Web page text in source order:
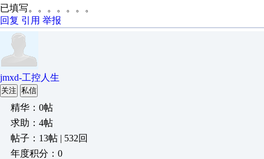
已填写。。。。。。。
回复 引用 举报
jmxd-工控人生
关注 私信
精华：0帖
求助：4帖
帖子：13帖 | 532回
年度积分：0